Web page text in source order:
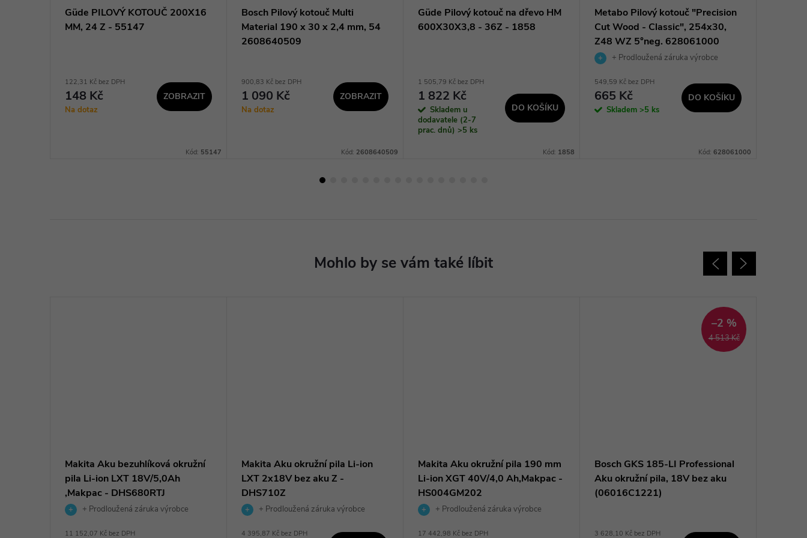
Güde PILOVÝ KOTOUČ 200X16
MM, 24 Z - 55147
122,31 Kč bez DPH
148 Kč
Na dotaz
ZOBRAZIT
Kód: 55147
Bosch Pilový kotouč Multi
Material 190 x 30 x 2,4 mm, 54
2608640509
900,83 Kč bez DPH
1 090 Kč
Na dotaz
ZOBRAZIT
Kód: 2608640509
Güde Pilový kotouč na dřevo HM
600X30X3,8 - 36Z - 1858
1 505,79 Kč bez DPH
1 822 Kč
Skladem u
dodavatele (2-7
prac. dnů) >5 ks
DO KOŠÍKU
Kód: 1858
Metabo Pilový kotouč "Precision
Cut Wood - Classic", 254x30,
Z48 WZ 5°neg. 628061000
+ Prodloužená záruka výrobce
549,59 Kč bez DPH
665 Kč
Skladem >5 ks
DO KOŠÍKU
Kód: 628061000
Makita Aku bezuhlíková okružní
pila Li-ion LXT 18V/5,0Ah
,Makpac - DHS680RTJ
+ Prodloužená záruka výrobce
11 152,07 Kč bez DPH
Makita Aku okružní pila Li-ion
LXT 2x18V bez aku Z -
DHS710Z
+ Prodloužená záruka výrobce
4 395,87 Kč bez DPH
Makita Aku okružní pila 190 mm
Li-ion XGT 40V/4,0 Ah,Makpac -
HS004GM202
+ Prodloužená záruka výrobce
17 442,98 Kč bez DPH
4 513 Kč
–2 %
Bosch GKS 185-LI Professional
Aku okružní pila, 18V bez aku
(06016C1221)
3 628,10 Kč bez DPH